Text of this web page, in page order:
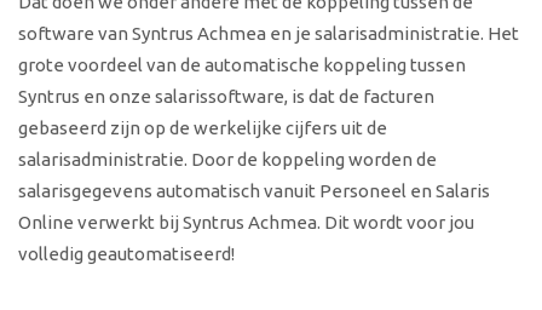
software van Syntrus Achmea en je salarisadministratie. Het
grote voordeel van de automatische koppeling tussen
Syntrus en onze salarissoftware, is dat de facturen
gebaseerd zijn op de werkelijke cijfers uit de
salarisadministratie. Door de koppeling worden de
salarisgegevens automatisch vanuit Personeel en Salaris
Online verwerkt bij Syntrus Achmea. Dit wordt voor jou
volledig geautomatiseerd!